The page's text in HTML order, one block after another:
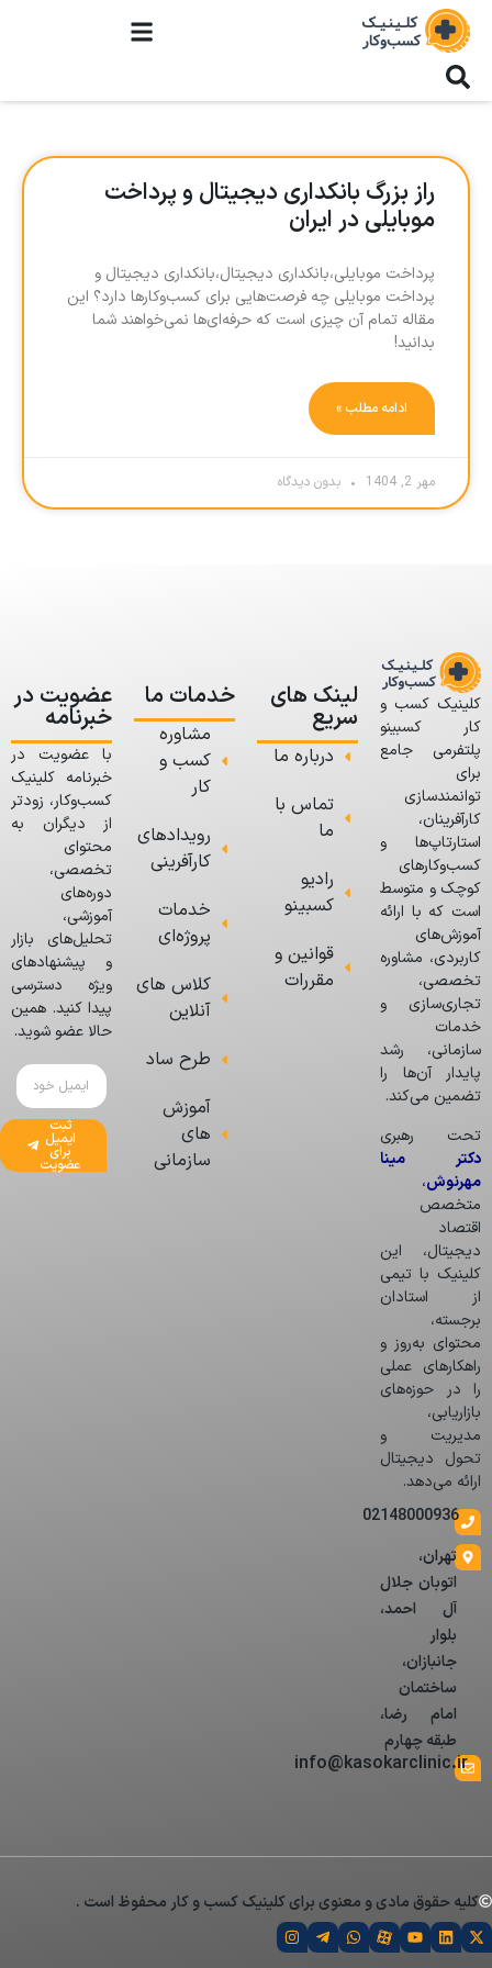
راز بزرگ بانکداری دیجیتال و پرداخت
موبایلی در ایران
پرداخت موبایلی،بانکداری دیجیتال،بانکداری دیجیتال و
پرداخت موبایلی چه فرصت‌هایی برای کسب‌وکارها دارد؟ این
مقاله تمام آن چیزی است که حرفه‌ای‌ها نمی‌خواهند شما
بدانید!
ادامه مطلب »
مهر 2, 1404 بدون دیدگاه
کلینیک کسب و
کار کسبینو
پلتفرمی جامع
برای
توانمندسازی
کارآفرینان،
استارتاپ‌ها و
کسب‌وکارهای
کوچک و متوسط
است که با ارائه
آموزش‌های
کاربردی، مشاوره
تخصصی،
تجاری‌سازی و
خدمات
سازمانی، رشد
پایدار آن‌ها را
تضمین می‌کند.
تحت رهبری
دکتر مینا
مهرنوش،
متخصص
اقتصاد
دیجیتال، این
کلینیک با تیمی
از استادان
برجسته،
محتوای به‌روز و
راهکارهای عملی
را در حوزه‌های
بازاریابی،
مدیریت و
تحول دیجیتال
ارائه می‌دهد.
02148000936
تهران،
اتوبان جلال
آل احمد،
بلوار
جانبازان،
ساختمان
امام رضا،
طبقه چهارم
info@kasokarclinic.ir
لینک های
سریع
درباره ما
تماس با
ما
رادیو
کسبینو
قوانین و
مقررات
خدمات ما
مشاوره
کسب و
کار
رویدادهای
کارآفرینی
خدمات
پروژه‌ای
کلاس های
آنلاین
طرح ساد
آموزش
های
سازمانی
عضویت در
خبرنامه
با عضویت در
خبرنامه کلینیک
کسب‌وکار، زودتر
از دیگران به
محتوای
تخصصی،
دوره‌های
آموزشی،
تحلیل‌های بازار
و پیشنهادهای
ویژه دسترسی
پیدا کنید. همین
حالا عضو شوید.
ثبت
ایمیل
برای
عضویت
کلیه حقوق مادی و معنوی برای کلینیک کسب و کار محفوظ است .